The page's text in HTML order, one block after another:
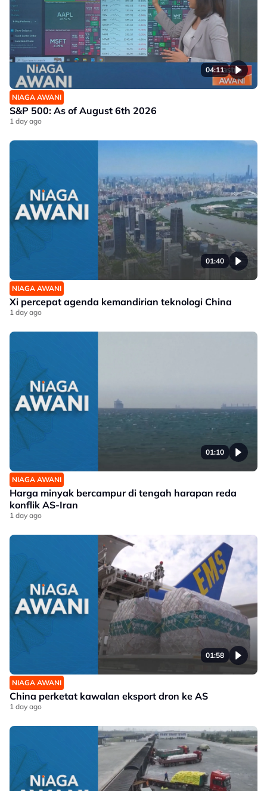
04:11
NIAGA AWANI
S&P 500: As of August 6th 2026
1 day ago
01:40
NIAGA AWANI
Xi percepat agenda kemandirian teknologi China
1 day ago
01:10
NIAGA AWANI
Harga minyak bercampur di tengah harapan reda
konflik AS-Iran
1 day ago
01:58
NIAGA AWANI
China perketat kawalan eksport dron ke AS
1 day ago